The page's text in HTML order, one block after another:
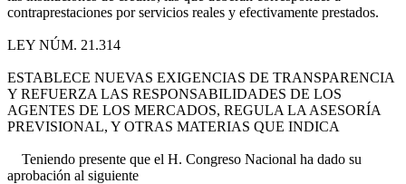
contraprestaciones por servicios reales y efectivamente prestados.
LEY NÚM. 21.314
ESTABLECE NUEVAS EXIGENCIAS DE TRANSPARENCIA
Y REFUERZA LAS RESPONSABILIDADES DE LOS
AGENTES DE LOS MERCADOS, REGULA LA ASESORÍA
PREVISIONAL, Y OTRAS MATERIAS QUE INDICA
Teniendo presente que el H. Congreso Nacional ha dado su
aprobación al siguiente